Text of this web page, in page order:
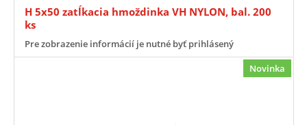
H 5x50 zatĺkacia hmoždinka VH NYLON, bal. 200
ks
Pre zobrazenie informácií je nutné byť prihlásený
Novinka